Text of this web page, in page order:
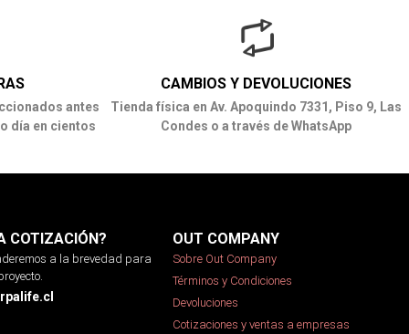
antes
día en cientos
CAMBIOS Y DEVOLUCIONES
Tienda física en Av. Apoquindo 7331, Piso 9, Las
Condes o a través de WhatsApp
COTIZACIÓN?
a la brevedad para
OUT COMPANY
Sobre Out Company
Términos y Condiciones
Devoluciones
Cotizaciones y ventas a empresas